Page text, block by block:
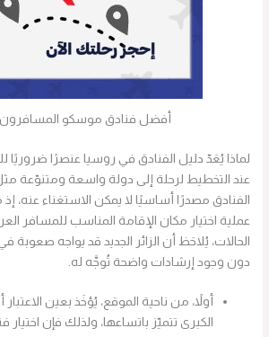
أفضل فنادق موسكو المسافرون
لماذا يُعَدّ دليل الفنادق في روسيا عنصرًا ضروريًا
عند التخطيط لرحلة إلى دولة واسعة ومتنوّعة
الفنادق مصدرًا أساسيًا لا يمكن الاستغناء عنه،
عملية اختيار مكان الإقامة المناسب للمسافر
الحالات، يُلاحَظ أن الزائر الجديد قد يواجه صعوبة
دون وجود إرشادات واضحة تُوجَّه له.
أولاً، من ناحية الموقع، يُؤخَذ بعين
الكبرى تتميّز باتساعها، ولذلك فإن